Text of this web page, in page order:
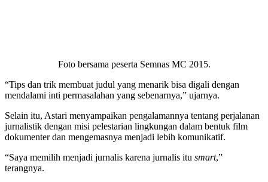
Foto bersama peserta Semnas MC 2015.
“Tips dan trik membuat judul yang menarik bisa digali dengan
mendalami inti permasalahan yang sebenarnya,” ujarnya.
Selain itu, Astari menyampaikan pengalamannya tentang perjalanan
jurnalistik dengan misi pelestarian lingkungan dalam bentuk film
dokumenter dan mengemasnya menjadi lebih komunikatif.
“Saya memilih menjadi jurnalis karena jurnalis itu smart,”
terangnya.